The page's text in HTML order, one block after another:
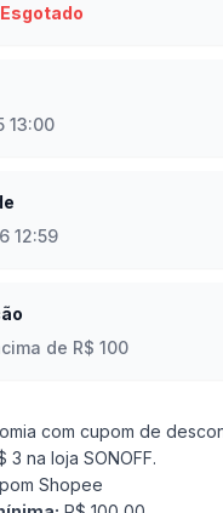
13:00
12:59
de R$ 100
com cupom de
3 na loja SONOFF.
Shopee